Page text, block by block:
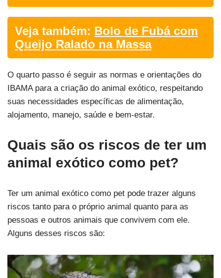
Veja também: Bolo de Fubá com
Queijo Ralado na Massa
O quarto passo é seguir as normas e orientações do
IBAMA para a criação do animal exótico, respeitando
suas necessidades específicas de alimentação,
alojamento, manejo, saúde e bem-estar.
Quais são os riscos de ter um
animal exótico como pet?
Ter um animal exótico como pet pode trazer alguns
riscos tanto para o próprio animal quanto para as
pessoas e outros animais que convivem com ele.
Alguns desses riscos são: